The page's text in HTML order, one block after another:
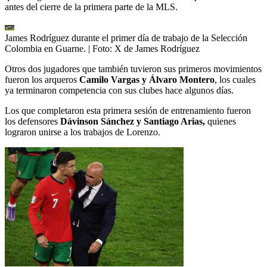
antes del cierre de la primera parte de la MLS.
James Rodríguez durante el primer día de trabajo de la Selección
Colombia en Guarne. | Foto: X de James Rodríguez
Otros dos jugadores que también tuvieron sus primeros movimientos
fueron los arqueros Camilo Vargas y Álvaro Montero, los cuales
ya terminaron competencia con sus clubes hace algunos días.
Los que completaron esta primera sesión de entrenamiento fueron
los defensores Dávinson Sánchez y Santiago Arias, quienes
lograron unirse a los trabajos de Lorenzo.